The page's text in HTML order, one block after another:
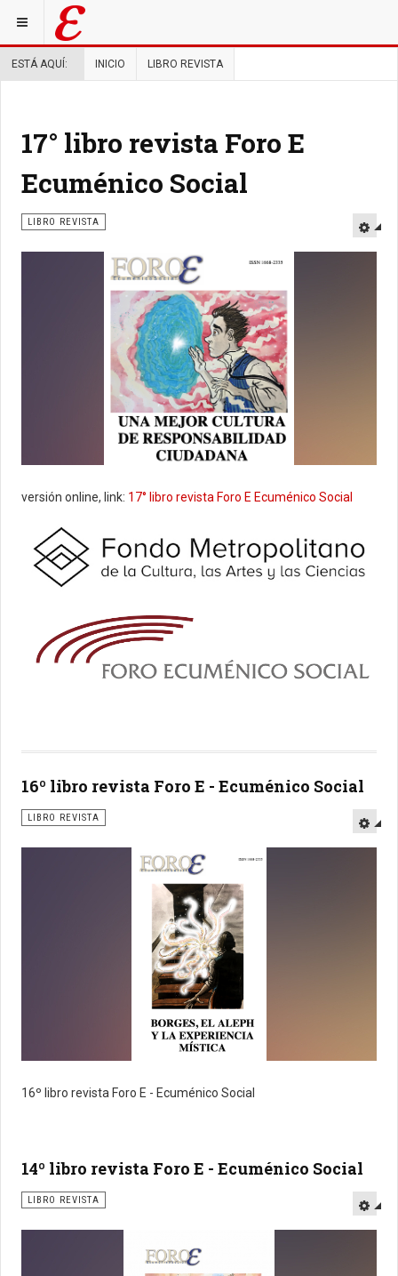
ESTÁ AQUÍ: INICIO LIBRO REVISTA
17° libro revista Foro E
Ecuménico Social
LIBRO REVISTA
versión online, link: 17° libro revista Foro E Ecuménico Social
16º libro revista Foro E - Ecuménico Social
LIBRO REVISTA
16º libro revista Foro E - Ecuménico Social
14º libro revista Foro E - Ecuménico Social
LIBRO REVISTA